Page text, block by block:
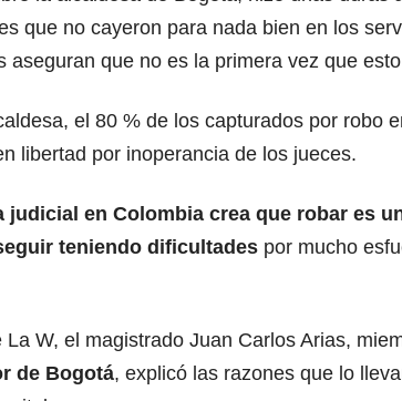
que no cayeron para nada bien en los
aseguran que no es la primera vez que
el 80 % de los capturados por robo
libertad por inoperancia de los jueces.
judicial en Colombia crea que robar es
teniendo dificultades por mucho
La W, el magistrado Juan Carlos Arias,
de Bogotá, explicó las razones que lo